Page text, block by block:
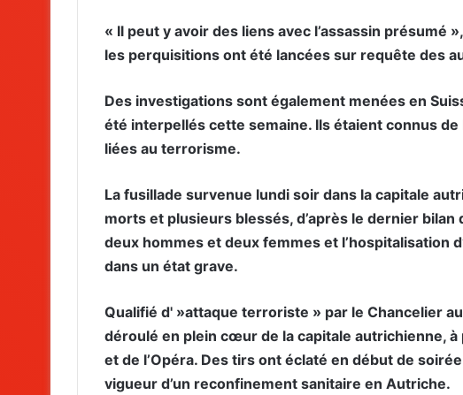
« Il peut y avoir des liens avec l’assassin présumé
les perquisitions ont été lancées sur requête des
Des investigations sont également menées en
été interpellés cette semaine. Ils étaient connus
liées au terrorisme.
La fusillade survenue lundi soir dans la capitale
morts et plusieurs blessés, d’après le dernier
deux hommes et deux femmes et l’hospitalisation
dans un état grave.
Qualifié d' »attaque terroriste » par le Chancelier
déroulé en plein cœur de la capitale autrichienne,
et de l’Opéra. Des tirs ont éclaté en début de
vigueur d’un reconfinement sanitaire en Autriche.